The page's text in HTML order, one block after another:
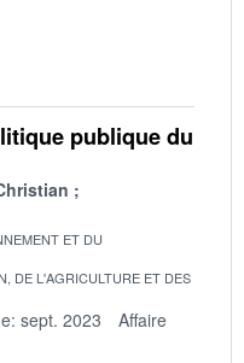
publique du
ET DU
DE L'AGRICULTURE ET DES
sept. 2023
Affaire